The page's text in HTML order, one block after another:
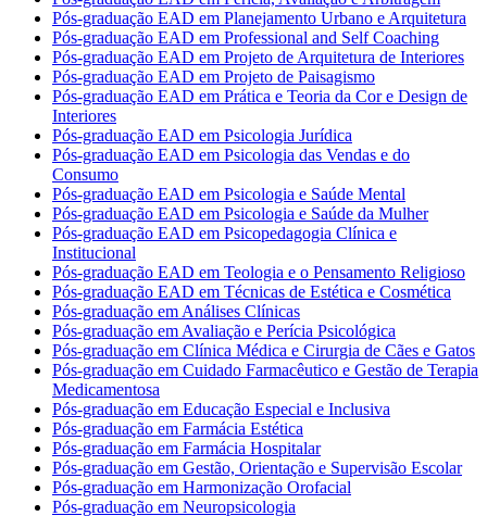
Pós-graduação EAD em Planejamento Urbano e Arquitetura
Pós-graduação EAD em Professional and Self Coaching
Pós-graduação EAD em Projeto de Arquitetura de Interiores
Pós-graduação EAD em Projeto de Paisagismo
Pós-graduação EAD em Prática e Teoria da Cor e Design de
Interiores
Pós-graduação EAD em Psicologia Jurídica
Pós-graduação EAD em Psicologia das Vendas e do
Consumo
Pós-graduação EAD em Psicologia e Saúde Mental
Pós-graduação EAD em Psicologia e Saúde da Mulher
Pós-graduação EAD em Psicopedagogia Clínica e
Institucional
Pós-graduação EAD em Teologia e o Pensamento Religioso
Pós-graduação EAD em Técnicas de Estética e Cosmética
Pós-graduação em Análises Clínicas
Pós-graduação em Avaliação e Perícia Psicológica
Pós-graduação em Clínica Médica e Cirurgia de Cães e Gatos
Pós-graduação em Cuidado Farmacêutico e Gestão de Terapia
Medicamentosa
Pós-graduação em Educação Especial e Inclusiva
Pós-graduação em Farmácia Estética
Pós-graduação em Farmácia Hospitalar
Pós-graduação em Gestão, Orientação e Supervisão Escolar
Pós-graduação em Harmonização Orofacial
Pós-graduação em Neuropsicologia